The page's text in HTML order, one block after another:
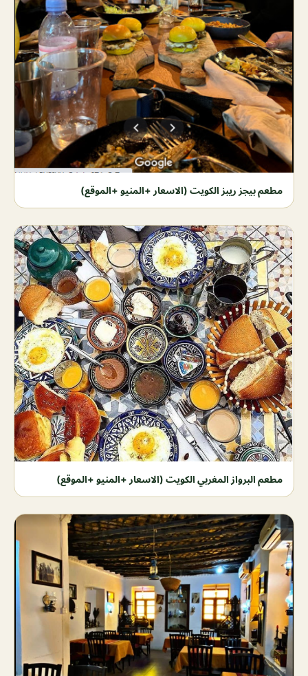
مطعم بيجز ريبز الكويت (الاسعار +المنيو +الموقع)
مطعم البرواز المغربي الكويت (الاسعار +المنيو +الموقع)